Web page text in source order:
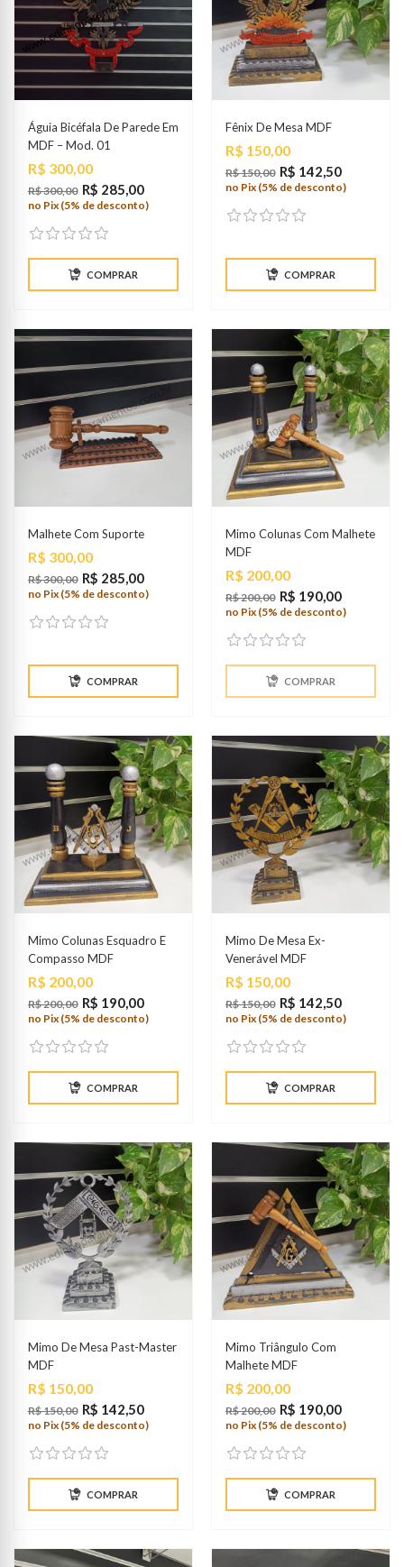
Águia Bicéfala De Parede Em
MDF – Mod. 01
Preço
R$ 300,00
R$ 300,00 R$ 285,00
no Pix (5% de desconto)
COMPRAR
Fênix De Mesa MDF
Preço
R$ 150,00
R$ 150,00 R$ 142,50
no Pix (5% de desconto)
COMPRAR
Malhete Com Suporte
Preço
R$ 300,00
R$ 300,00 R$ 285,00
no Pix (5% de desconto)
COMPRAR
Mimo Colunas Com Malhete
MDF
Preço
R$ 200,00
R$ 200,00 R$ 190,00
no Pix (5% de desconto)
COMPRAR
Mimo Colunas Esquadro E
Compasso MDF
Preço
R$ 200,00
R$ 200,00 R$ 190,00
no Pix (5% de desconto)
COMPRAR
Mimo De Mesa Ex-
Venerável MDF
Preço
R$ 150,00
R$ 150,00 R$ 142,50
no Pix (5% de desconto)
COMPRAR
Mimo De Mesa Past-Master
MDF
Preço
R$ 150,00
R$ 150,00 R$ 142,50
no Pix (5% de desconto)
COMPRAR
Mimo Triângulo Com
Malhete MDF
Preço
R$ 200,00
R$ 200,00 R$ 190,00
no Pix (5% de desconto)
COMPRAR